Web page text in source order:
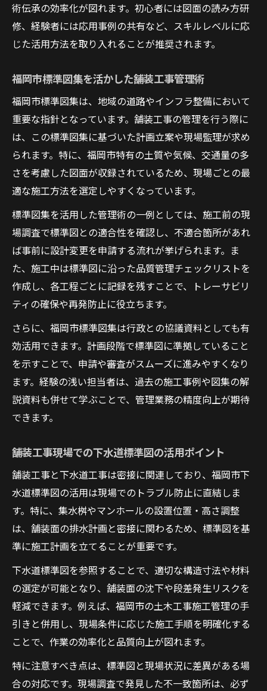
術伝承の効率化が図れます。初心者には図面の読み方研
修、経験者には応用事例の共有など、スキルレベルに応
じた活用方法を取り入れることが推奨されます。
福岡市標準図集を活かした舗装工事管理術
福岡市標準図集は、地域の道路やインフラ整備において
重要な指針となっています。舗装工事の管理を行う際に
は、この標準図集に基づいた計画立案や現場監理が求め
られます。特に、福岡市特有の土質や気候、交通量の多
さを考慮した図面が収録されているため、現場ごとの最
適な施工方法を選定しやすくなっています。
標準図集を活用した管理術の一例としては、施工前の現
場調査で標準図との適合性を確認し、不適合箇所があれ
ば事前に設計変更を申請する流れが挙げられます。ま
た、施工中は標準図に沿った品質管理チェックリストを
作成し、各工程ごとに記録を残すことで、トレーサビリ
ティの確保や再発防止に役立ちます。
さらに、福岡市標準図集は行政との協議資料としても有
効活用できます。計画段階で標準図に準拠していること
を示すことで、申請や審査がスムーズに進みやすくなり
ます。経験の浅い担当者は、過去の施工事例や図集の解
説資料も併せて学ぶことで、管理業務の精度向上が期待
できます。
舗装工事現場での下水道標準図の活用ポイント
舗装工事と下水道工事は密接に関連しており、福岡市下
水道標準図の活用は現場でのトラブル防止に直結しま
す。特に、集水桝やマンホールの設置位置・高さ調整
は、舗装面の排水計画と密接に関わるため、標準図を基
準に施工計画を立てることが重要です。
下水道標準図を参照することで、適切な構造寸法や材料
の選定が可能となり、舗装面の沈下や段差発生リスクを
軽減できます。例えば、福岡市の土木工事施工管理の手
引きと併用し、現場条件に応じた施工手順を明確化する
ことで、作業の効率化と品質向上が図れます。
特に注意すべき点は、標準図と現場状況に差異がある場
合の対応です。現場調査で発見した不一致箇所は、必ず